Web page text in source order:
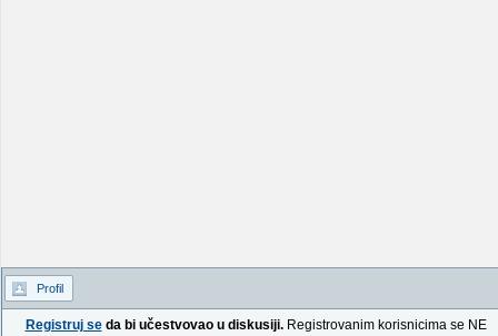
Profil
Registruj seda bi učestvovao u diskusiji.Registrovanim korisnicima se NE